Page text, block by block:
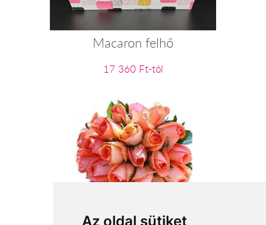
Az oldal sütiket
Macaron felhő
17 360 Ft-tól
25 szál narancs rózsa